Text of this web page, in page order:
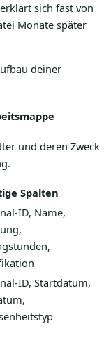
erklärt sich fast von
Monate später
deiner
und deren Zweck
Spalten
ID, Name,
ID, Startdatum,